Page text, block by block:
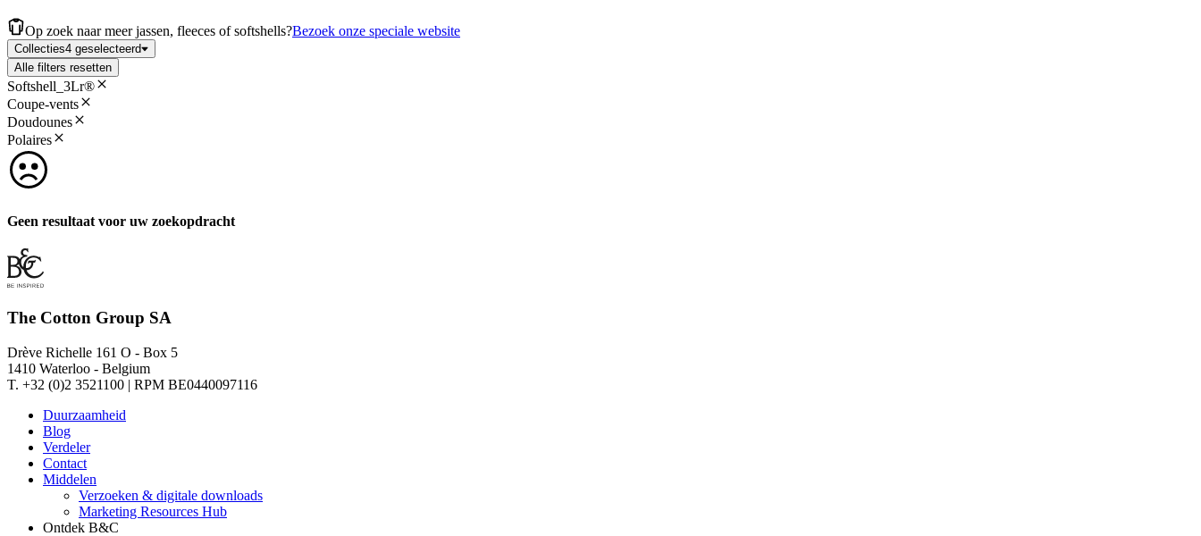
Op zoek naar meer jassen, fleeces of softshells?Bezoek onze speciale website
Collecties4 geselecteerd
Alle filters resetten
Softshell_3Lr®
Coupe-vents
Doudounes
Polaires
Geen resultaat voor uw zoekopdracht
The Cotton Group SA
Drève Richelle 161 O - Box 5
1410 Waterloo - Belgium
T. +32 (0)2 3521100 | RPM BE0440097116
Duurzaamheid
Blog
Verdeler
Contact
Middelen
Verzoeken & digitale downloads
Marketing Resources Hub
Ontdek B&C